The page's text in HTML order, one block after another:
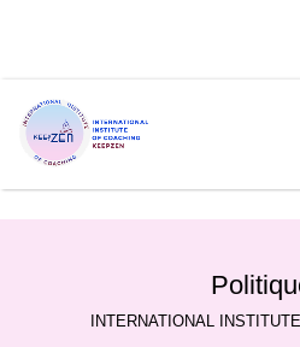
INTERNATIONAL